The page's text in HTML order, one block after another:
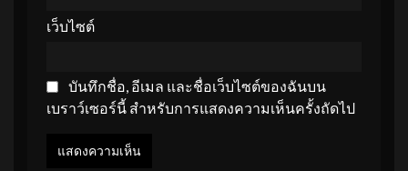
เว็บไซต์
บันทึกชื่อ, อีเมล และชื่อเว็บไซต์ของฉันบน
เบราว์เซอร์นี้ สำหรับการแสดงความเห็นครั้งถัดไป